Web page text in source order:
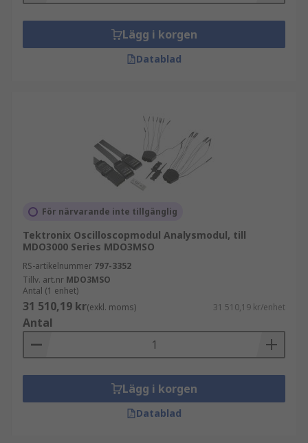
Lägg i korgen
Datablad
För närvarande inte tillgänglig
Tektronix Oscilloscopmodul Analysmodul, till
MDO3000 Series MDO3MSO
RS-artikelnummer 797-3352
Tillv. art.nr MDO3MSO
Antal (1 enhet)
31 510,19 kr(exkl. moms) 31 510,19 kr/enhet
Antal
Lägg i korgen
Datablad